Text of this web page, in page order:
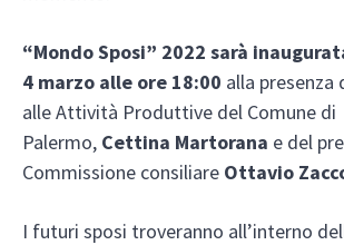
“Mondo Sposi” 2022 sarà
4 marzo alle ore 18:00 alla presenza
alle Attività Produttive del Comune di
Palermo, Cettina Martorana e del
Commissione consiliare Ottavio
I futuri sposi troveranno all’interno